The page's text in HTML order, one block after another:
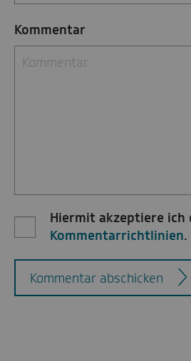
Kommentar
Hiermit akzeptiere ich
Kommentarrichtlinien.
Kommentar abschicken